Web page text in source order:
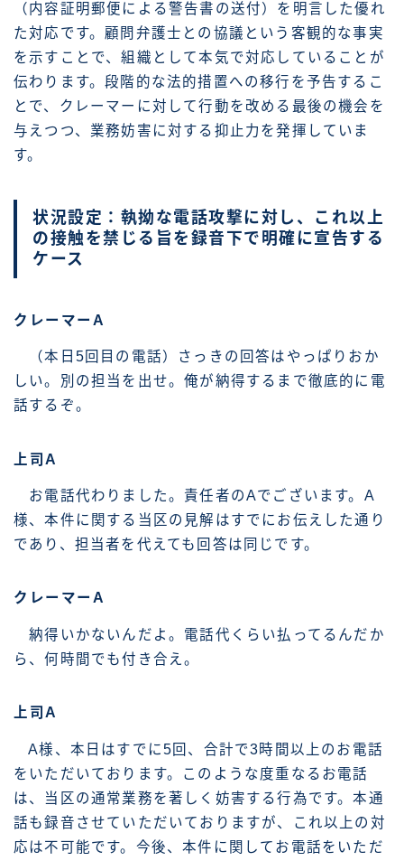
（内容証明郵便による警告書の送付）を明言した優れ
た対応です。顧問弁護士との協議という客観的な事実
を示すことで、組織として本気で対応していることが
伝わります。段階的な法的措置への移行を予告するこ
とで、クレーマーに対して行動を改める最後の機会を
与えつつ、業務妨害に対する抑止力を発揮していま
す。
状況設定：執拗な電話攻撃に対し、これ以上
の接触を禁じる旨を録音下で明確に宣告する
ケース
クレーマーA
（本日5回目の電話）さっきの回答はやっぱりおか
しい。別の担当を出せ。俺が納得するまで徹底的に電
話するぞ。
上司A
お電話代わりました。責任者のAでございます。A
様、本件に関する当区の見解はすでにお伝えした通り
であり、担当者を代えても回答は同じです。
クレーマーA
納得いかないんだよ。電話代くらい払ってるんだか
ら、何時間でも付き合え。
上司A
A様、本日はすでに5回、合計で3時間以上のお電話
をいただいております。このような度重なるお電話
は、当区の通常業務を著しく妨害する行為です。本通
話も録音させていただいておりますが、これ以上の対
応は不可能です。今後、本件に関してお電話をいただ